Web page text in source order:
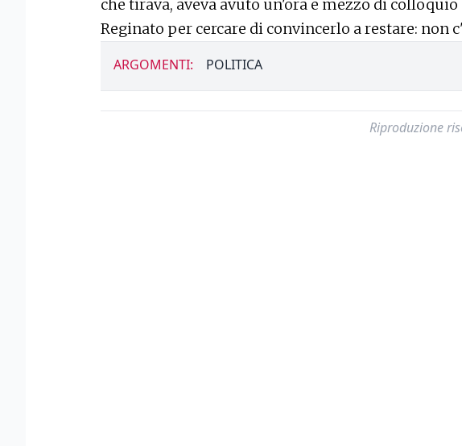
che tirava, aveva avuto un'ora e mezzo di
Reginato per cercare di convincerlo a restare: non
ARGOMENTI: POLITICA
Riproduzione